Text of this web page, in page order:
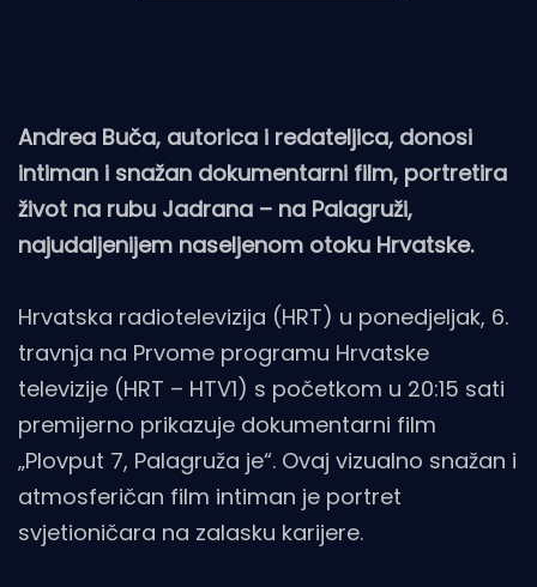
Andrea Buča, autorica i redateljica, donosi
intiman i snažan dokumentarni film, portretira
život na rubu Jadrana – na Palagruži,
najudaljenijem naseljenom otoku Hrvatske.
Hrvatska radiotelevizija (HRT) u ponedjeljak, 6.
travnja na Prvome programu Hrvatske
televizije (HRT – HTV1) s početkom u 20:15 sati
premijerno prikazuje dokumentarni film
„Plovput 7, Palagruža je“. Ovaj vizualno snažan i
atmosferičan film intiman je portret
svjetioničara na zalasku karijere.